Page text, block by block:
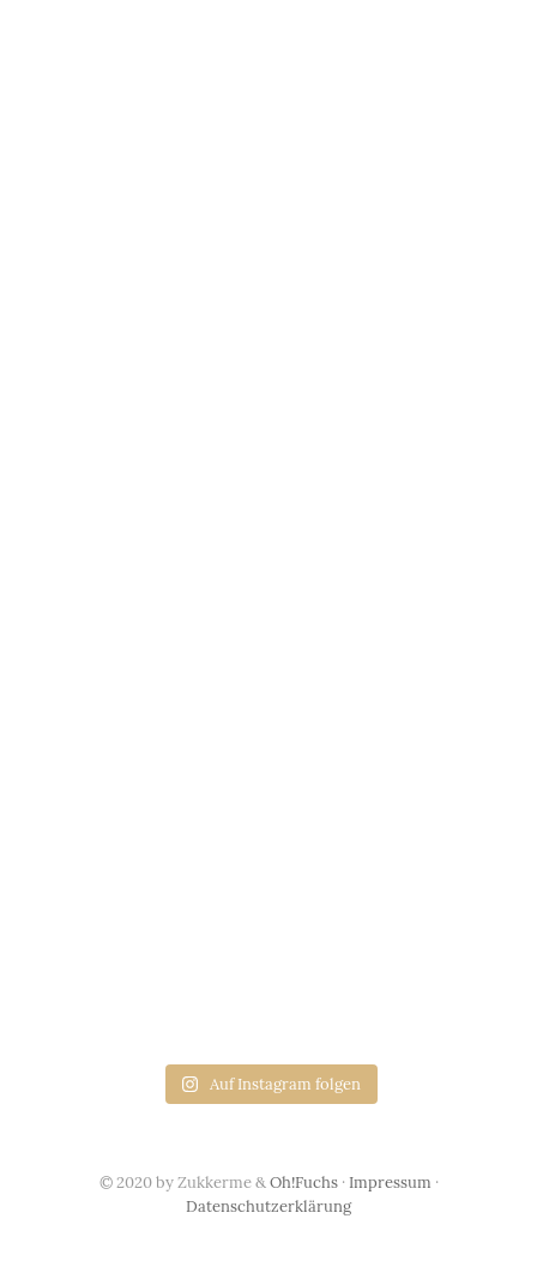
Auf Instagram folgen
© 2020 by Zukkerme &Oh!Fuchs· Impressum ·
Datenschutzerklärung